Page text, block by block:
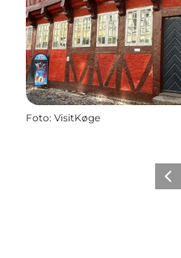
Foto: VisitKøge